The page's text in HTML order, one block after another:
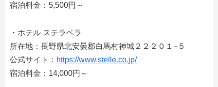
宿泊料金：5,500円～
・ホテル ステラベラ
所在地：長野県北安曇郡白馬村神城２２２０１−５
公式サイト： https://www.stelle.co.jp/
宿泊料金：14,000円～